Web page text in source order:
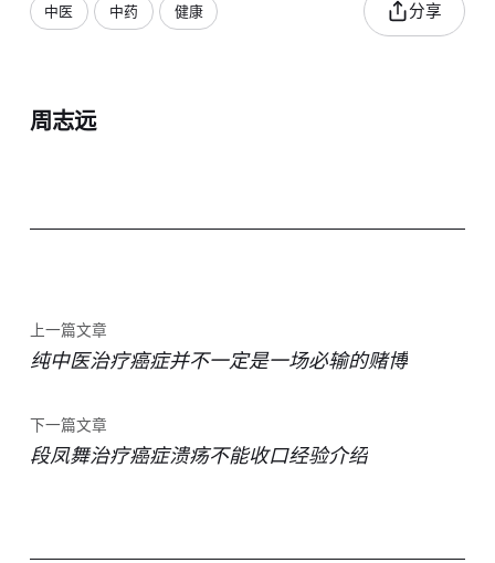
中医 中药 健康 分享
周志远
上一篇文章
纯中医治疗癌症并不一定是一场必输的赌博
下一篇文章
段凤舞治疗癌症溃疡不能收口经验介绍